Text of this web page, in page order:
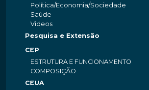
Política/Economia/Sociedade
Saúde
Videos
Pesquisa e Extensão
CEP
ESTRUTURA E FUNCIONAMENTO
COMPOSIÇÃO
CEUA